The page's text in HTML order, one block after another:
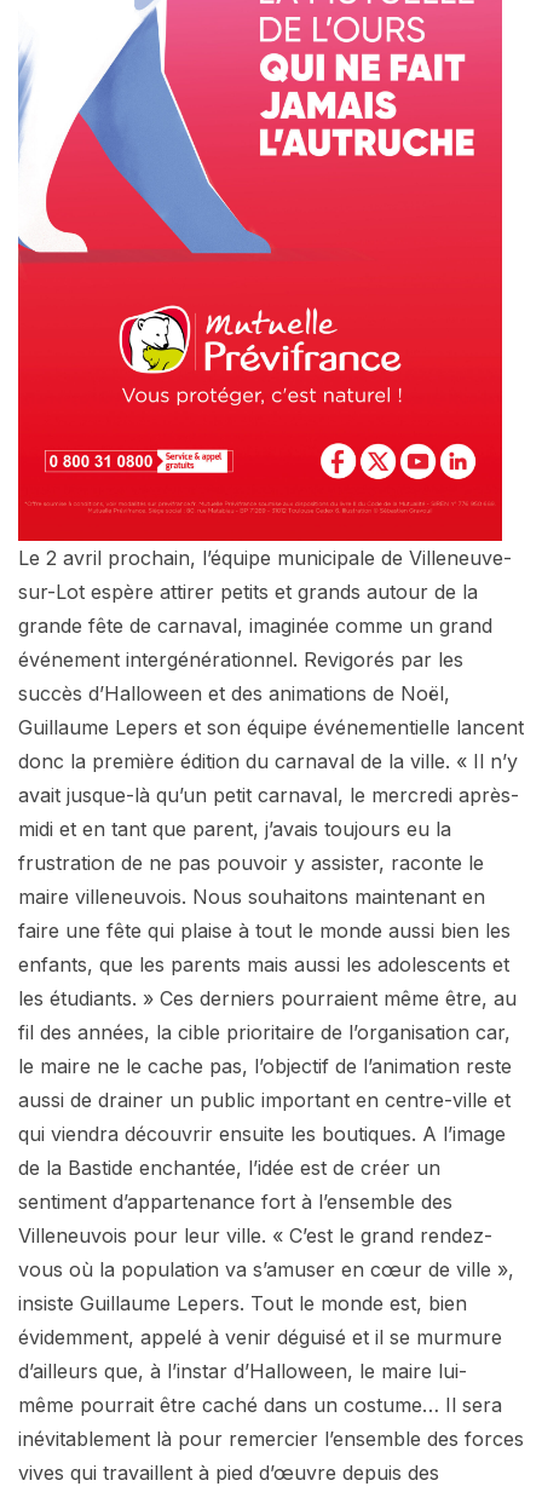
Le 2 avril prochain, l’équipe municipale de Villeneuve-
sur-Lot espère attirer petits et grands autour de la
grande fête de carnaval, imaginée comme un grand
événement intergénérationnel. Revigorés par les
succès d’Halloween et des animations de Noël,
Guillaume Lepers et son équipe événementielle lancent
donc la première édition du carnaval de la ville. « Il n’y
avait jusque-là qu’un petit carnaval, le mercredi après-
midi et en tant que parent, j’avais toujours eu la
frustration de ne pas pouvoir y assister, raconte le
maire villeneuvois. Nous souhaitons maintenant en
faire une fête qui plaise à tout le monde aussi bien les
enfants, que les parents mais aussi les adolescents et
les étudiants. » Ces derniers pourraient même être, au
fil des années, la cible prioritaire de l’organisation car,
le maire ne le cache pas, l’objectif de l’animation reste
aussi de drainer un public important en centre-ville et
qui viendra découvrir ensuite les boutiques. A l’image
de la Bastide enchantée, l’idée est de créer un
sentiment d’appartenance fort à l’ensemble des
Villeneuvois pour leur ville. « C’est le grand rendez-
vous où la population va s’amuser en cœur de ville »,
insiste Guillaume Lepers. Tout le monde est, bien
évidemment, appelé à venir déguisé et il se murmure
d’ailleurs que, à l’instar d’Halloween, le maire lui-
même pourrait être caché dans un costume… Il sera
inévitablement là pour remercier l’ensemble des forces
vives qui travaillent à pied d’œuvre depuis des